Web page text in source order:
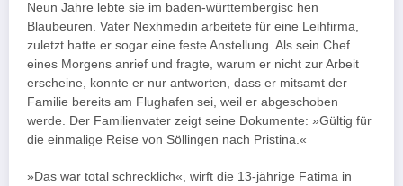
Neun Jahre lebte sie im baden-württembergisc hen
Blaubeuren. Vater Nexhmedin arbeitete für eine Leihfirma,
zuletzt hatte er sogar eine feste Anstellung. Als sein Chef
eines Morgens anrief und fragte, warum er nicht zur Arbeit
erscheine, konnte er nur antworten, dass er mitsamt der
Familie bereits am Flughafen sei, weil er abgeschoben
werde. Der Familienvater zeigt seine Dokumente: »Gültig für
die einmalige Reise von Söllingen nach Pristina.«
»Das war total schrecklich«, wirft die 13-jährige Fatima in